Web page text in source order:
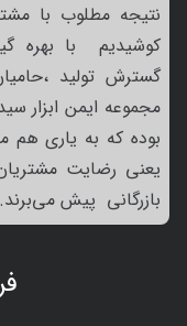
نتیجه مطلوب با
کوشیدیم با بهره
گسترش تولید
مجموعه ایمن ابزار
بوده که به یاری هم
یعنی رضایت
بازرگانی پیش می‌برند.